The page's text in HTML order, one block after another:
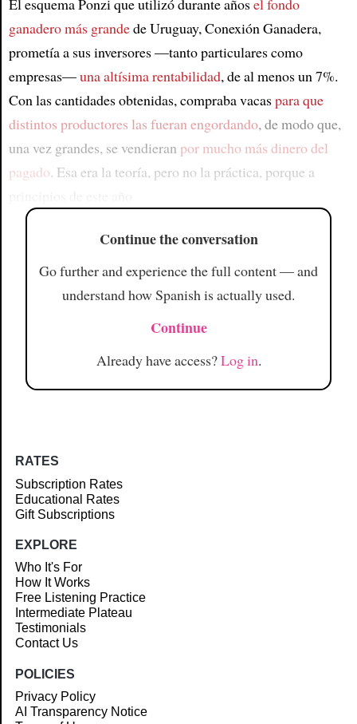
El esquema Ponzi que utilizó durante añosel fondo
ganadero más grandede Uruguay, Conexión Ganadera,
prometía a sus inversores —tanto particulares como
empresas—una altísima rentabilidad, de al menos un 7%.
Con las cantidades obtenidas, compraba vacaspara que
distintos productores las fueran engordando, de modo que,
una vez grandes, se vendieran por mucho más dinero del
pagado. Esa era la teoría, pero no la práctica, porque a
Continue the conversation
Go further and experience the full content — and
understand how Spanish is actually used.
Continue
Already have access?Log in.
RATES
Subscription Rates
Educational Rates
Gift Subscriptions
EXPLORE
Who It's For
How It Works
Free Listening Practice
Intermediate Plateau
Testimonials
Contact Us
POLICIES
Privacy Policy
AI Transparency Notice